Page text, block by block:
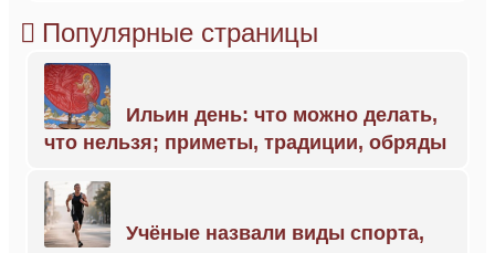
Популярные страницы
Ильин день: что можно делать,
что нельзя; приметы, традиции, обряды
Учёные назвали виды спорта,